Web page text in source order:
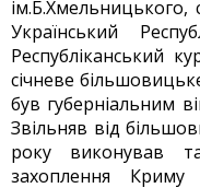
Український
Республіканський
січневе
був губерніальним
Звільняв від
року виконував
захоплення